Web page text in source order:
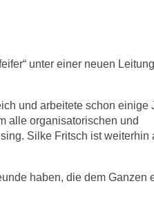
unter einer neuen
und arbeitete schon einige
alle organisatorischen und
Silke Fritsch ist weiterhin
haben, die dem Ganzen